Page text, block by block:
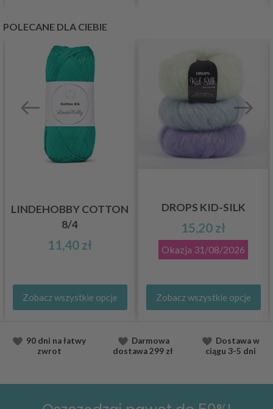
POLECANE DLA CIEBIE
LINDEHOBBY COTTON
8/4
11,40 zł
Zobacz wszystkie opcje
DROPS KID-SILK
15,20 zł
Okazja 31/08/2026
Zobacz wszystkie opcje
90 dni na łatwy
zwrot
Darmowa
dostawa299 zł
Dostawaw
ciągu 3-5 dni